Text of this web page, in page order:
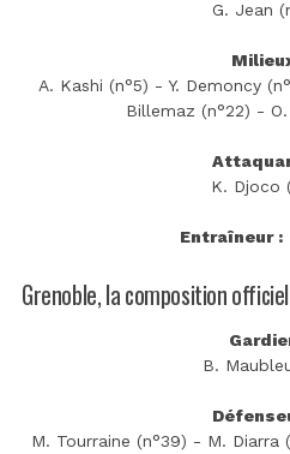
G. Jean
A. Kashi (n°5) - Y. Demoncy
Billemaz (n°22) -
K. Djoco
Entraîneur :
Grenoble, la composition
B.
M. Tourraine (n°39) - M. Diarra